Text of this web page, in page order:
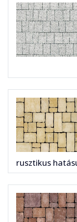
rusztikus